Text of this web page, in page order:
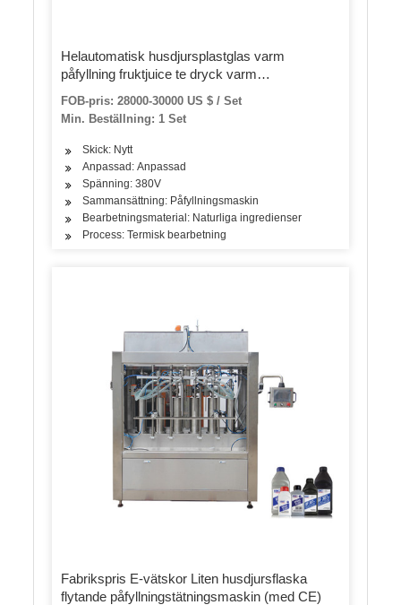
Helautomatisk husdjursplastglas varm
påfyllning fruktjuice te dryck varm
påfyllningsmaskin tvättning påfyllningslock 3-i-1
monoblockmaskin
FOB-pris: 28000-30000 US $ / Set
Min. Beställning: 1 Set
Skick: Nytt
Anpassad: Anpassad
Spänning: 380V
Sammansättning: Påfyllningsmaskin
Bearbetningsmaterial: Naturliga ingredienser
Process: Termisk bearbetning
Fabrikspris E-vätskor Liten husdjursflaska
flytande påfyllningstätningsmaskin (med CE)